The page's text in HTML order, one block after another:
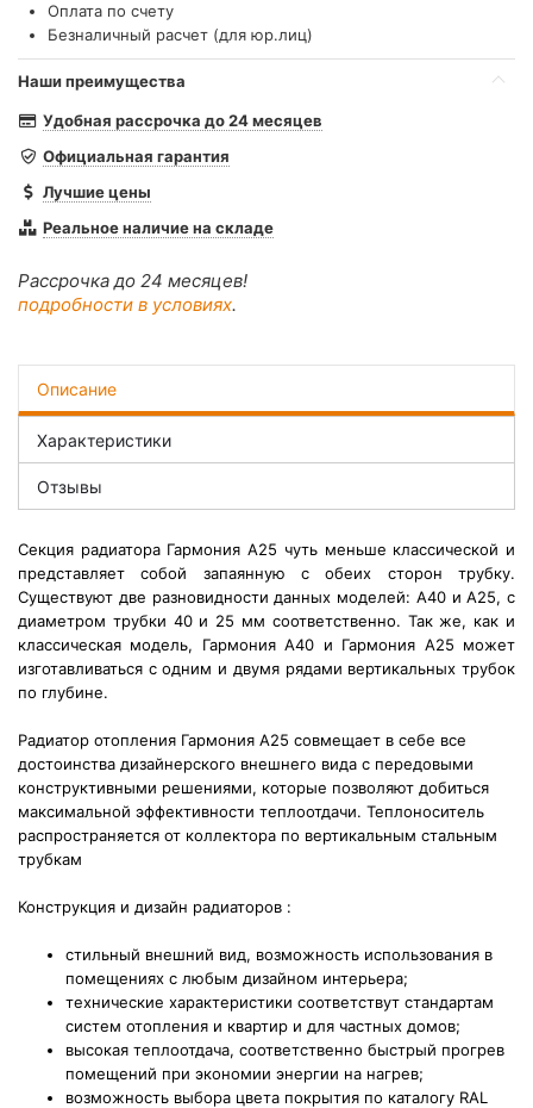
Оплата по счету
Безналичный расчет (для юр.лиц)
Наши преимущества
Удобная рассрочка до 24 месяцев
Официальная гарантия
Лучшие цены
Реальное наличие на складе
Рассрочка до 24 месяцев!
подробности в условиях.
Описание
Характеристики
Отзывы
Секция радиатора Гармония А25 чуть меньше классической и
представляет собой запаянную с обеих сторон трубку.
Существуют две разновидности данных моделей: А40 и А25, с
диаметром трубки 40 и 25 мм соответственно. Так же, как и
классическая модель, Гармония А40 и Гармония А25 может
изготавливаться с одним и двумя рядами вертикальных трубок
по глубине.
Радиатор отопления Гармония А25 совмещает в себе все
достоинства дизайнерского внешнего вида с передовыми
конструктивными решениями, которые позволяют добиться
максимальной эффективности теплоотдачи. Теплоноситель
распространяется от коллектора по вертикальным стальным
трубкам
Конструкция и дизайн радиаторов :
стильный внешний вид, возможность использования в
помещениях с любым дизайном интерьера;
технические характеристики соответствут стандартам
систем отопления и квартир и для частных домов;
высокая теплоотдача, соответственно быстрый прогрев
помещений при экономии энергии на нагрев;
возможность выбора цвета покрытия по каталогу RAL